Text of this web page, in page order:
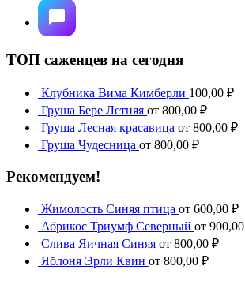
ТОП саженцев на сегодня
Клубника Вима Кимберли 100,00 ₽
Груша Бере Летняя от 800,00 ₽
Груша Лесная красавица от 800,00 ₽
Груша Чудесница от 800,00 ₽
Рекомендуем!
Жимолость Синяя птица от 600,00 ₽
Абрикос Триумф Северный от 900,00
Слива Яичная Синяя от 800,00 ₽
Яблоня Эрли Квин от 800,00 ₽